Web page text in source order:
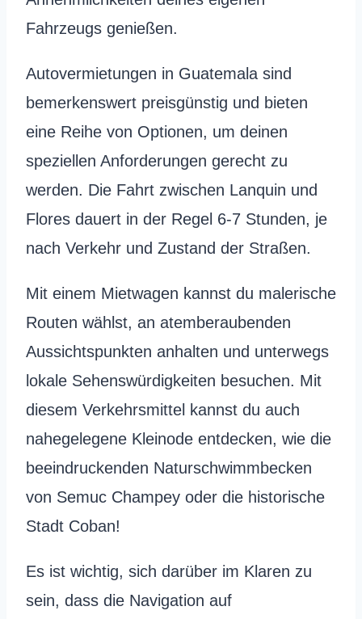
Fahrzeugs genießen.
Autovermietungen in Guatemala sind
bemerkenswert preisgünstig und bieten
eine Reihe von Optionen, um deinen
speziellen Anforderungen gerecht zu
werden. Die Fahrt zwischen Lanquin und
Flores dauert in der Regel 6-7 Stunden, je
nach Verkehr und Zustand der Straßen.
Mit einem Mietwagen kannst du malerische
Routen wählst, an atemberaubenden
Aussichtspunkten anhalten und unterwegs
lokale Sehenswürdigkeiten besuchen. Mit
diesem Verkehrsmittel kannst du auch
nahegelegene Kleinode entdecken, wie die
beeindruckenden Naturschwimmbecken
von Semuc Champey oder die historische
Stadt Coban!
Es ist wichtig, sich darüber im Klaren zu
sein, dass die Navigation auf